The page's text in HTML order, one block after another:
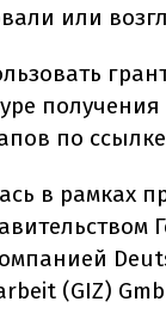
или
по
в рамках
(GIZ)